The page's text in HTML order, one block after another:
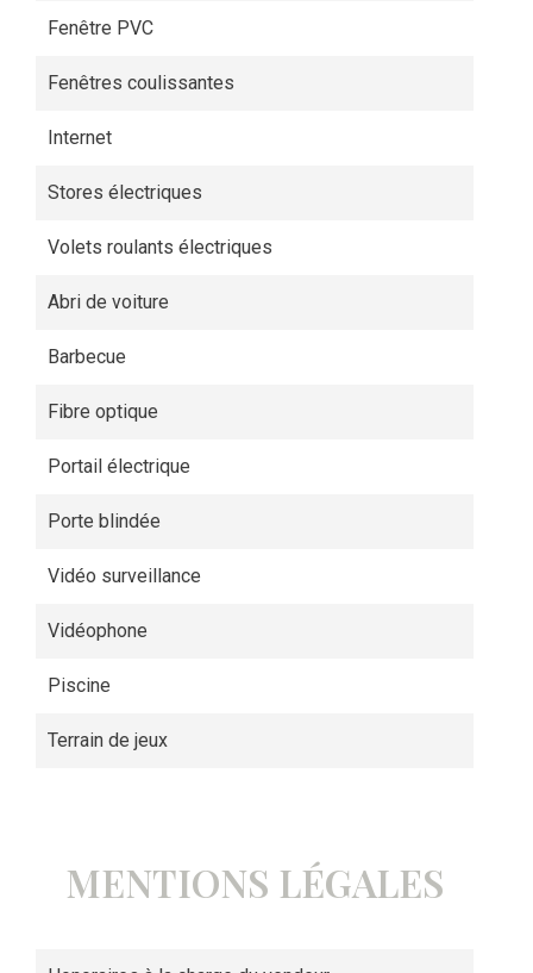
Fenêtre PVC
Fenêtres coulissantes
Internet
Stores électriques
Volets roulants électriques
Abri de voiture
Barbecue
Fibre optique
Portail électrique
Porte blindée
Vidéo surveillance
Vidéophone
Piscine
Terrain de jeux
MENTIONS LÉGALES